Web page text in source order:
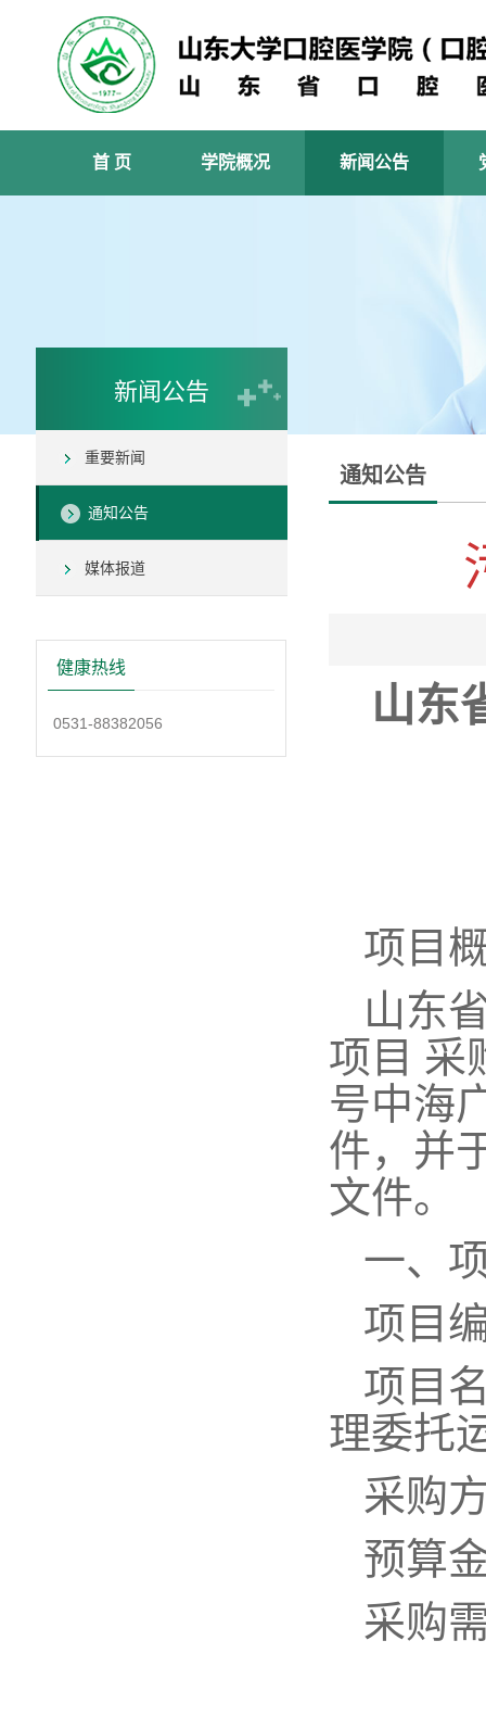
首 页 学院概况 新闻公告
新闻公告
重要新闻
通知公告
媒体报道
健康热线
0531-88382056
通知公告
山东
项目
山东
项目 采
号中海
件，并
文件。
一、
项目
项目
理委托
采购
预算
采购